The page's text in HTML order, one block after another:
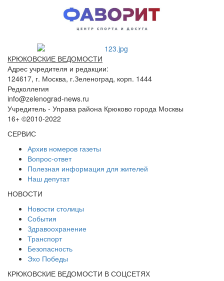
КРЮКОВСКИЕ ВЕДОМОСТИ
Адрес учредителя и редакции:
124617, г. Москва, г.Зеленоград, корп. 1444
Редколлегия
info@zelenograd-news.ru
Учредитель - Управа района Крюково города Москвы
16+ ©2010-2022
СЕРВИС
Архив номеров газеты
Вопрос-ответ
Полезная информация для жителей
Наш депутат
НОВОСТИ
Новости столицы
События
Здравоохранение
Транспорт
Безопасность
Эхо Победы
КРЮКОВСКИЕ ВЕДОМОСТИ В СОЦСЕТЯХ